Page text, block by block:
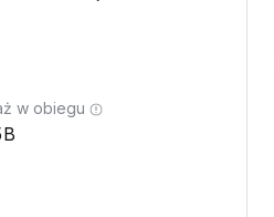
w obiegu